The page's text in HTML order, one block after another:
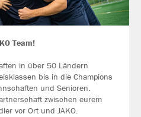
Team!
in über 50 Ländern
bis in die Champions
und Senioren.
zwischen eurem
vor Ort und JAKO.